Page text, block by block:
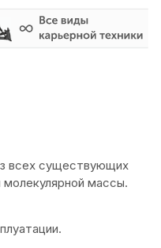
всех существующих
молекулярной массы.